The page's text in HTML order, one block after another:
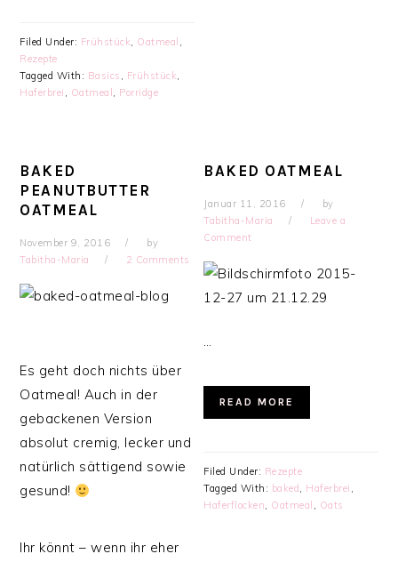
Filed Under: Frühstück, Oatmeal ,
Rezepte
Tagged With: Basics , Frühstück,
Haferbrei , Oatmeal , Porridge
BAKED
PEANUTBUTTER
OATMEAL
November 9, 2016
by
Tabitha-Maria
2 Comments
Es geht doch nichts über
Oatmeal! Auch in der
gebackenen Version
absolut cremig, lecker und
natürlich sättigend sowie
gesund!
Ihr könnt – wenn ihr eher
BAKED OATMEAL
Januar 11, 2016
by
Tabitha-Maria
Leave a
Comment
…
READ MORE
Filed Under: Rezepte
Tagged With: baked , Haferbrei ,
Haferflocken, Oatmeal , Oats